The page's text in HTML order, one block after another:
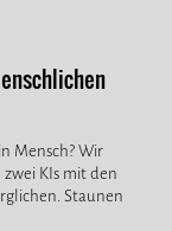
Mensch? Wir
KIs mit den
Staunen